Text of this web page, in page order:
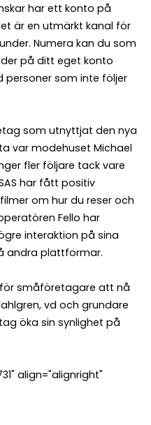
har ett konto på
är en utmärkt kanal för
Numera kan du som
på ditt eget konto
personer som inte följer
som utnyttjat den nya
var modehuset Michael
fler följare tack vare
har fått positiv
om hur du reser och
Fello har
interaktion på sina
andra plattformar.
småföretagare att nå
vd och grundare
öka sin synlighet på
align="alignright"